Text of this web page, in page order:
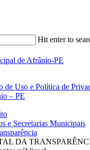
Hit enter to
de Uso e Política de
– PE
e Secretarias Municipais
DA